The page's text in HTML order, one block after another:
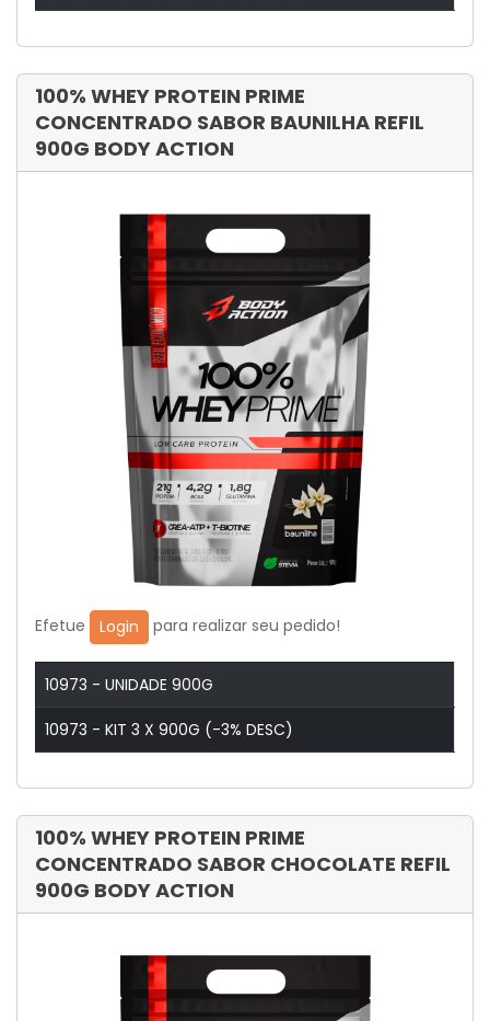
100% WHEY PROTEIN PRIME
CONCENTRADO SABOR BAUNILHA REFIL
900G BODY ACTION
Efetue Login para realizar seu pedido!
10973 - UNIDADE 900G
10973 - KIT 3 X 900G (-3% DESC)
100% WHEY PROTEIN PRIME
CONCENTRADO SABOR CHOCOLATE REFIL
900G BODY ACTION